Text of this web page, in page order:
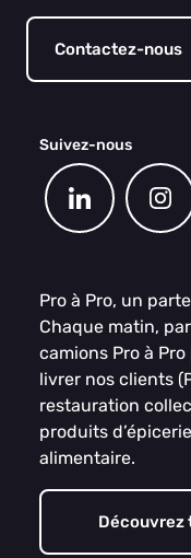
Contactez-nous
Suivez-nous
Pro à Pro, un
Chaque matin,
camions Pro à
livrer nos clients
restauration
produits
alimentaire.
Découvrez